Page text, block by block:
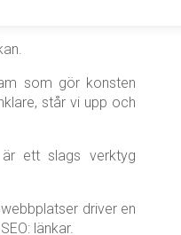
som gör konsten
står vi upp och
är ett slags verktyg
driver en
länkar.